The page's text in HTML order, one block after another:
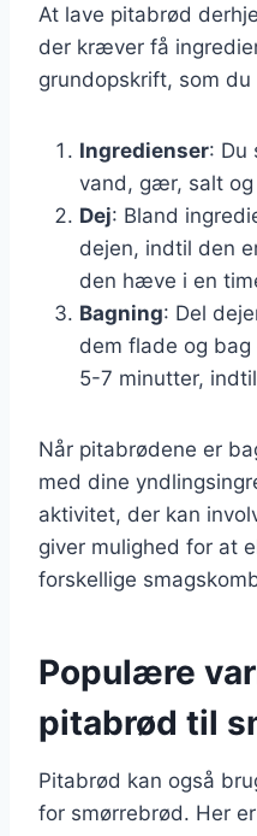
At lave pitabrød
der kræver få
grundopskrift, som du
Ingredienser: Du
vand, gær, salt og
Dej: Bland
dejen, indtil den
den hæve i en
Bagning: Del
dem flade og bag
5-7 minutter,
Når pitabrødene er
med dine
aktivitet, der kan
giver mulighed for at
forskellige
Populære
pitabrød til
Pitabrød kan også
for smørrebrød. Her